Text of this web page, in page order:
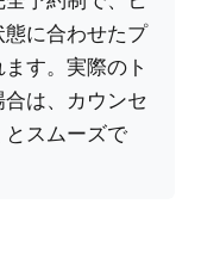
に合わせたプ
す。実際のト
は、カウンセ
とスムーズで